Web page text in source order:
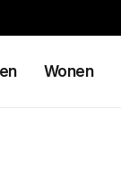
Wonen